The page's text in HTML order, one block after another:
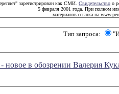
зарегистрирован как СМИ. Свидетельство о
5 февраля 2001 года. При полном
материалов ссылка на
Тип запроса:
в обозрении Валерия